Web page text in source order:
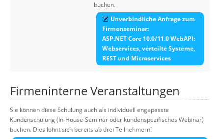
buchen.
Unverbindliche Anfrage zum
Firmenseminar:
ASP.NET Core 10.0/11.0 WebAPI:
Webservices, verteilte Systeme,
REST und Microservices
Firmeninterne Veranstaltungen
Sie können diese Schulung auch als individuell engepasste
Kundenschulung (In-House-Seminar oder kundenspezifisches Webinar)
buchen. Dies lohnt sich bereits ab drei Teilnehmern!